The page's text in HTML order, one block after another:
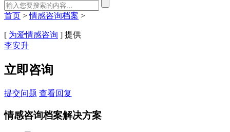
首页 >情感咨询档案 >
[ 为爱情感咨询 ] 提供
李安升
立即咨询
提交问题 查看回复
情感咨询档案解决方案